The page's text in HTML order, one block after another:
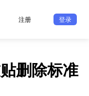
注册 登录
删除标准